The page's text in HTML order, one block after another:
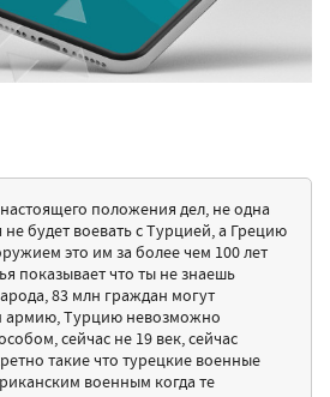
положения дел, не одна
будет воевать с Турцией, а Грецию
это им за более чем 100 лет
показывает что ты не знаешь
83 млн граждан могут
армию, Турцию невозможно
сейчас не 19 век, сейчас
такие что турецкие военные
военным когда те